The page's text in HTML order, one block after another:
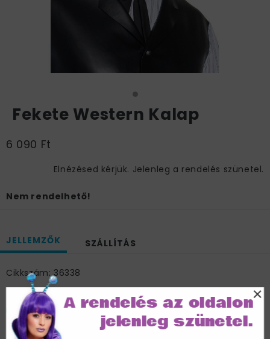
Fekete Western Kalap
6 090 Ft
Elnézésed kérjük. Jelenleg a rendelés szünetel.
Nem rendelhető!
JELLEMZŐK SZÁLLÍTÁS
Cikkszám: 36338
A rendelés az oldalon
jelenleg szünetel.
×